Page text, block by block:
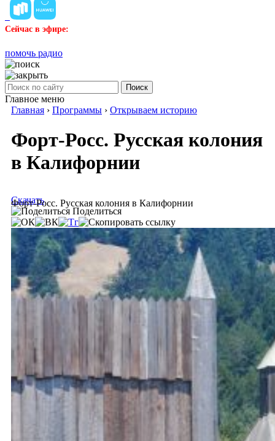
Сейчас в эфире:
помочь радио
Поиск
Главное меню
Главная › Программы › Открываем историю
Форт-Росс. Русская колония
в Калифорнии
Форт-Росс. Русская колония в Калифорнии
Скачать
Поделиться